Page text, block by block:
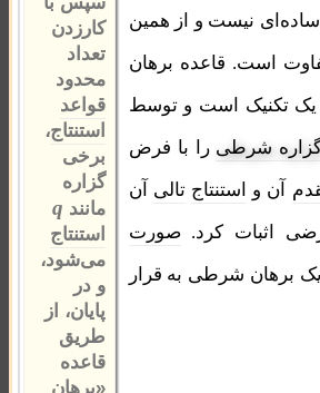
کارزدن
تعداد
محدود
قواعد
استنتاج،
برخی
گزاره‌
مانند q
استنتاج
می‌شود،
و در
پایان، از
طریق
قاعده
«برهان
ساده‌ای نیست و از همین
است. قاعده برهان
تکنیک است و توسط
شرطی را با فرض
آن و استنتاج تالی آن
اثبات کرد.صورت
برهان شرطی به قرار